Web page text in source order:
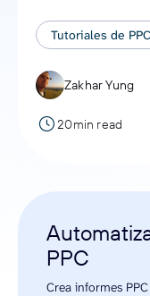
Tutoriales de PPC
Zakhar Yung
20min read
PPC
Crea informes